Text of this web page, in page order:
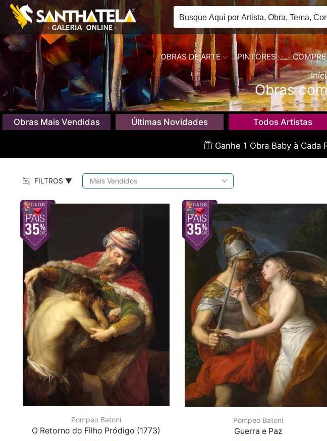
OBRAS DE ARTE PINTORES
Obras
Obras Mais Vendidas Últimas Novidades Todos Artistas
Ganhe 1 Obra Baby à Cada
FILTROS ▼
Pompeo Batoni
O Retorno do Filho Pródigo (1773)
Pompeo Batoni
Guerra e Paz